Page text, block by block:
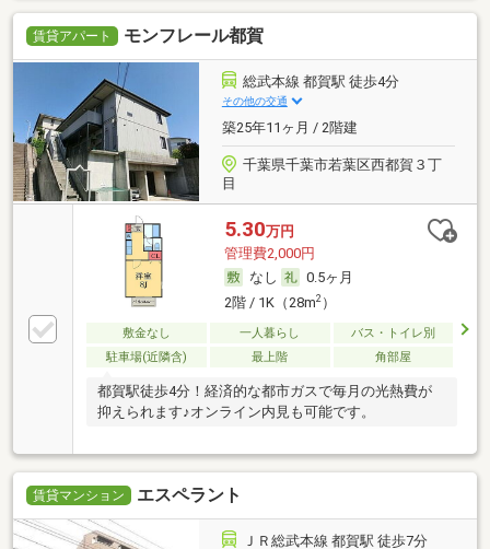
賃貸アパート モンフレール都賀
総武本線 都賀駅 徒歩4分
その他の交通
築25年11ヶ月 / 2階建
千葉県千葉市若葉区西都賀３丁
目
5.30万円
管理費2,000円
なし
0.5ヶ月
2階 / 1K（28m2）
敷金なし 一人暮らし
バス・トイレ別
駐車場(近隣含)
最上階 角部屋
都賀駅徒歩4分！経済的な都市ガスで毎月の光熱費が
抑えられます♪オンライン内見も可能です。
賃貸マンション エスペラント
ＪＲ総武本線 都賀駅 徒歩7分